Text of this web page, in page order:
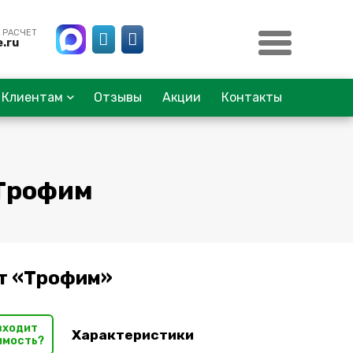
РАСЧЕТ
Клиентам Отзывы Акции Контакты
«Трофим»
Характеристики